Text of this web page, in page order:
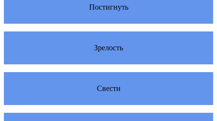
Постигнуть
Зрелость
Свести